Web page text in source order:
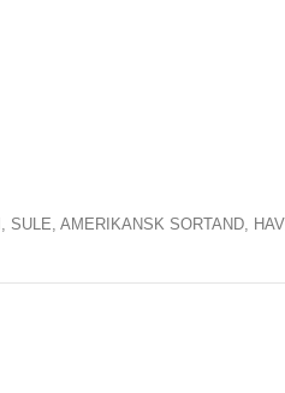
SULE,AMERIKANSK SORTAND,